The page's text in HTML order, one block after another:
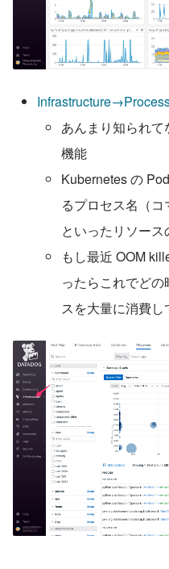
あんまり知られ
機能
Kubernetes の
るプロセス名（
といったリソー
もし最近 OOM
ったらこれでど
スを大量に消費